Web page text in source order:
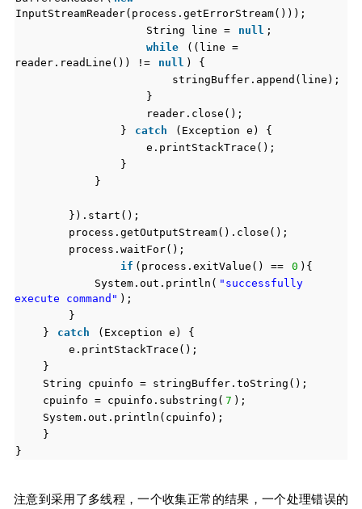
InputStreamReader(process.getErrorStream()));
String line =
null ;
while
((line =
reader.readLine()) !=
null ) {
stringBuffer.append(line);
}
reader.close();
}
catch
(Exception e) {
e.printStackTrace();
}
}
}).start();
process.getOutputStream().close();
process.waitFor();
if (process.exitValue() == 0 ){
System.out.println( "successfully
execute command" );
}
}
catch
(Exception e) {
e.printStackTrace();
}
String cpuinfo = stringBuffer.toString();
cpuinfo = cpuinfo.substring( 7 );
System.out.println(cpuinfo);
}
}
注意到采用了多线程，一个收集正常的结果，一个处理错误的